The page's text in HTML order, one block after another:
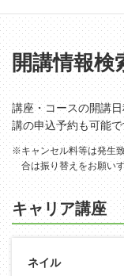
開講情報検
講座・コースの開講
講の申込予約も可能で
※キャンセル料等は発生
合は振り替えをお願い
キャリア講座
ネイル